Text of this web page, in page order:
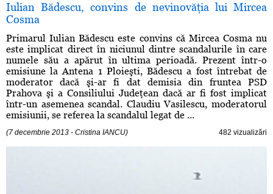
Iulian Bădescu, convins de nevinovăţia lui Mircea
Cosma
Primarul Iulian Bădescu este convins că Mircea Cosma nu
este implicat direct în niciunul dintre scandalurile în care
numele său a apărut în ultima perioadă. Prezent într-o
emisiune la Antena 1 Ploieşti, Bădescu a fost întrebat de
moderator dacă şi-ar fi dat demisia din fruntea PSD
Prahova şi a Consiliului Judeţean dacă ar fi fost implicat
într-un asemenea scandal. Claudiu Vasilescu, moderatorul
emisiunii, se referea la scandalul legat de ...
(7 decembrie 2013 - Cristina IANCU) 482 vizualizări